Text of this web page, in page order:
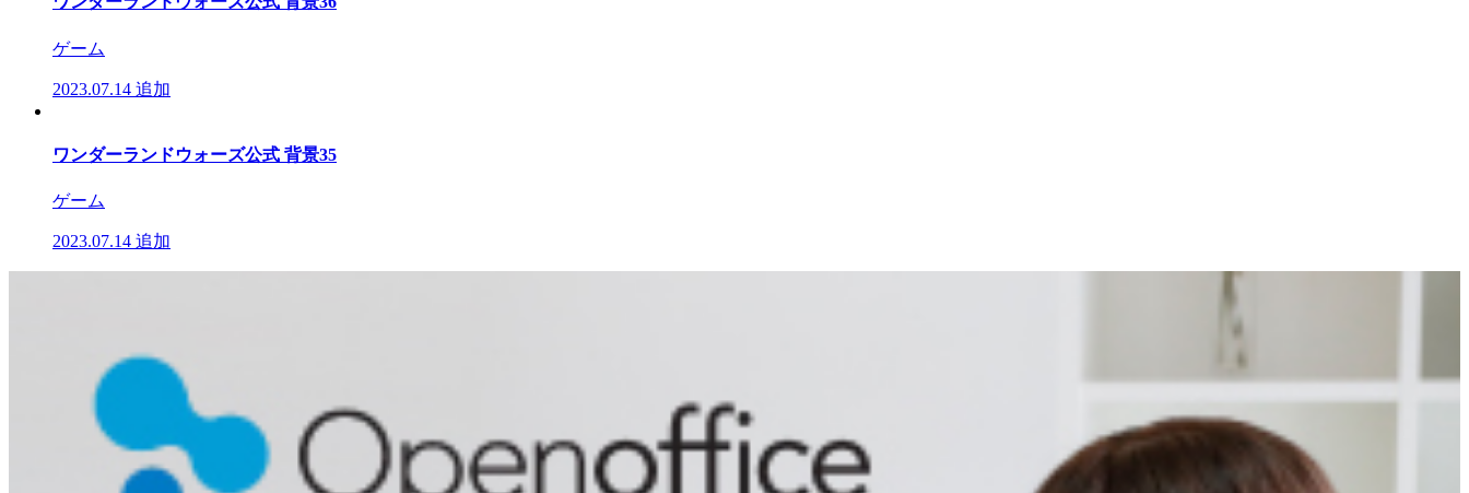
ゲーム
2023.07.14 追加
ワンダーランドウォーズ公式 背景35
ゲーム
2023.07.14 追加